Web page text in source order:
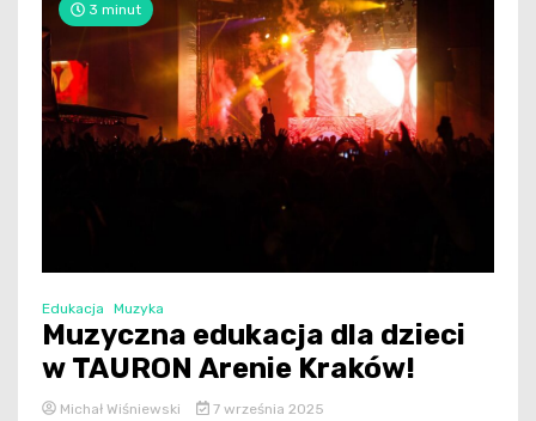
3 minut
Edukacja Muzyka
Muzyczna edukacja dla dzieci
w TAURON Arenie Kraków!
Michał Wiśniewski 7 września 2025